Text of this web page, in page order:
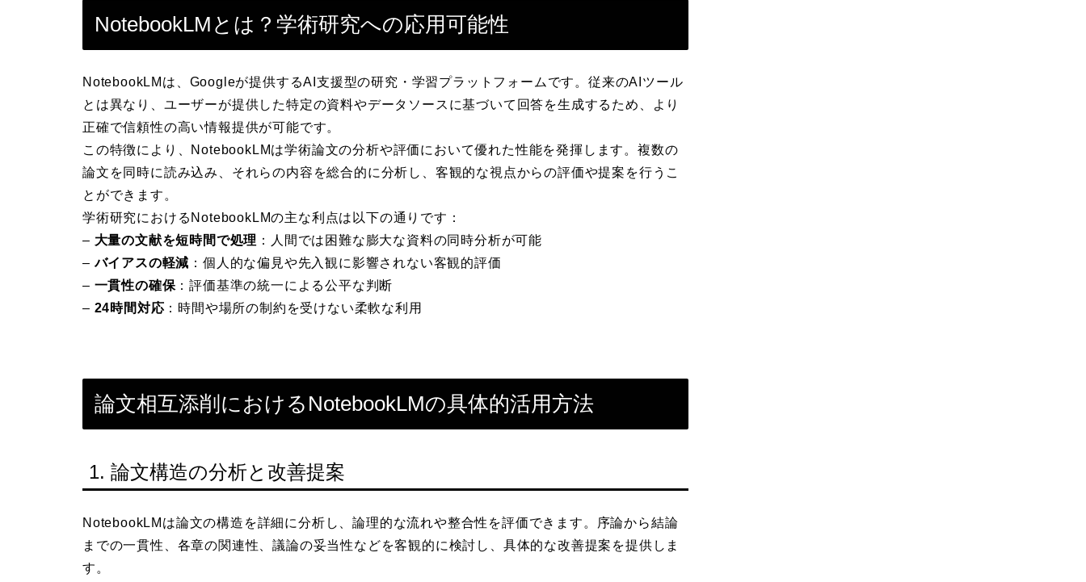
NotebookLMとは？学術研究への応用可能性
NotebookLMは、Googleが提供するAI支援型の研究・学習プラットフォームです。従来のAIツール
とは異なり、ユーザーが提供した特定の資料やデータソースに基づいて回答を生成するため、より
正確で信頼性の高い情報提供が可能です。
この特徴により、NotebookLMは学術論文の分析や評価において優れた性能を発揮します。複数の
論文を同時に読み込み、それらの内容を総合的に分析し、客観的な視点からの評価や提案を行うこ
とができます。
学術研究におけるNotebookLMの主な利点は以下の通りです：
– 大量の文献を短時間で処理 ：人間では困難な膨大な資料の同時分析が可能
–バイアスの軽減 ：個人的な偏見や先入観に影響されない客観的評価
– 一貫性の確保 ：評価基準の統一による公平な判断
– 24時間対応 ：時間や場所の制約を受けない柔軟な利用
論文相互添削におけるNotebookLMの具体的活用方法
1. 論文構造の分析と改善提案
NotebookLMは論文の構造を詳細に分析し、論理的な流れや整合性を評価できます。序論から結論
までの一貫性、各章の関連性、議論の妥当性などを客観的に検討し、具体的な改善提案を提供しま
す。